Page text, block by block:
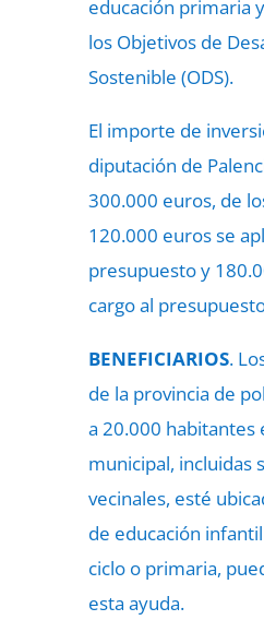
educación primaria
los Objetivos de
Sostenible (ODS).
El importe de
diputación de
300.000 euros, de
120.000 euros se
presupuesto y
cargo al
BENEFICIARIOS.
de la provincia de
a 20.000
municipal, incluidas
vecinales, esté
de educación
ciclo o primaria,
esta ayuda.